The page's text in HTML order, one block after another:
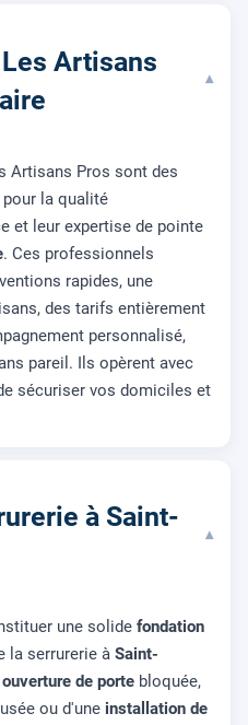
Artisans
▾
Artisans Pros sont des
la qualité
et leur expertise de pointe
. Ces professionnels
rapides, une
des tarifs entièrement
personnalisé,
pareil. Ils opèrent avec
sécuriser vos domiciles et
à Saint-
▾
une solide fondation
la serrurerie à Saint-
ouverture de porte bloquée,
usée ou d'une installation de